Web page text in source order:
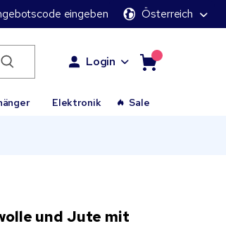
eingeben Österreich
Login
Elektronik Sale
und Jute mit